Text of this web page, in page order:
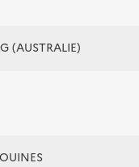
(AUSTRALIE)